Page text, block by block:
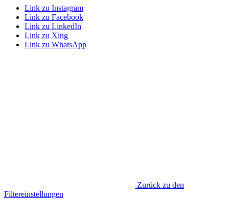
Link zu Instagram
Link zu Facebook
Link zu LinkedIn
Link zu Xing
Link zu WhatsApp
Zurück zu den
Filtereinstellungen